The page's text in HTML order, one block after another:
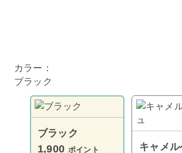
カラー：
ブラック
ブラック
1,900 ポイント
キャメ